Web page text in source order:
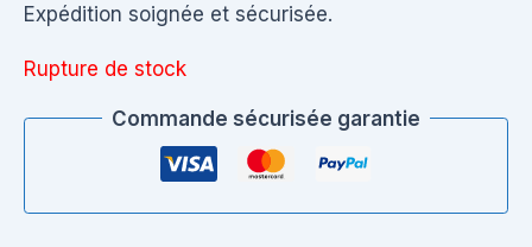
Expédition soignée et sécurisée.
Rupture de stock
Commande sécurisée garantie